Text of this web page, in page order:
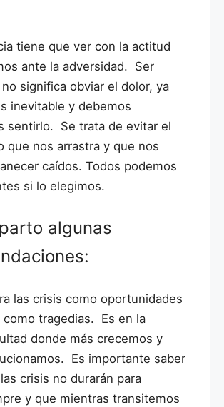
tiene que ver con la actitud
ante la adversidad. Ser
significa obviar el dolor, ya
inevitable y debemos
sentirlo. Se trata de evitar el
que nos arrastra y que nos
caídos. Todos podemos
si lo elegimos.
algunas
las crisis como oportunidades
como tragedias. Es en la
donde más crecemos y
Es importante saber
crisis no durarán para
y que mientras transitemos